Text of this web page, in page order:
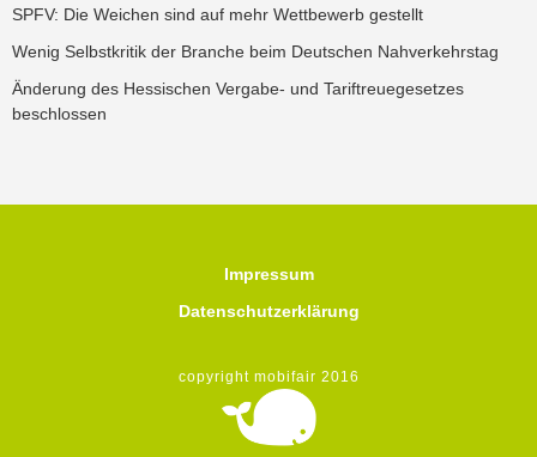
SPFV: Die Weichen sind auf mehr Wettbewerb gestellt
Wenig Selbstkritik der Branche beim Deutschen Nahverkehrstag
Änderung des Hessischen Vergabe- und Tariftreuegesetzes
beschlossen
Impressum
Datenschutzerklärung
copyright mobifair 2016